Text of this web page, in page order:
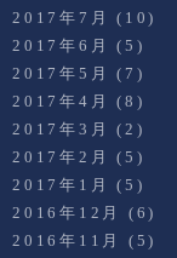
2017年7月
(10)
2017年6月
(5)
2017年5月
(7)
2017年4月
(8)
2017年3月
(2)
2017年2月
(5)
2017年1月
(5)
2016年12月
(6)
2016年11月
(5)